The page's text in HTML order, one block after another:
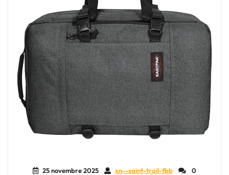
25 novembre 2025 xn--saint-trail-fbb
0